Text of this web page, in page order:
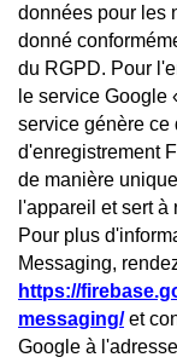
données pour les
donné
du RGPD. Pour
le service Google
service génère ce
d'enregistrement
de manière
l'appareil et sert
Pour plus
Messaging,
https://
messaging/et
Google à l'adresse